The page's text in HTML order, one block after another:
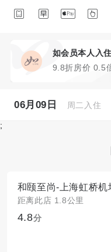
   
如会员本人入
9.8折房价 0.5
06月09日 周二入住
;
距离此店 1.8公里
4.8分